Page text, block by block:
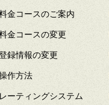
金コースのご案内
金コースの変更
録情報の変更
作方法
ーティングシステム